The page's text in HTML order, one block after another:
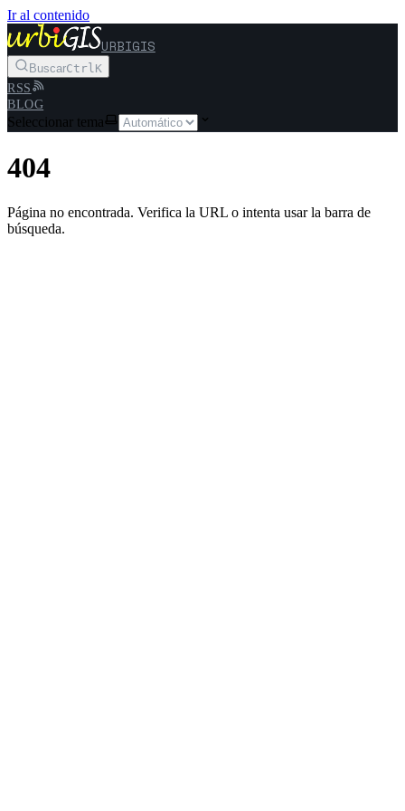
Ir al contenido
URBIGIS
BuscarCtrlK
RSS
BLOG
Seleccionar tema
404
Página no encontrada. Verifica la URL o intenta usar la barra de
búsqueda.